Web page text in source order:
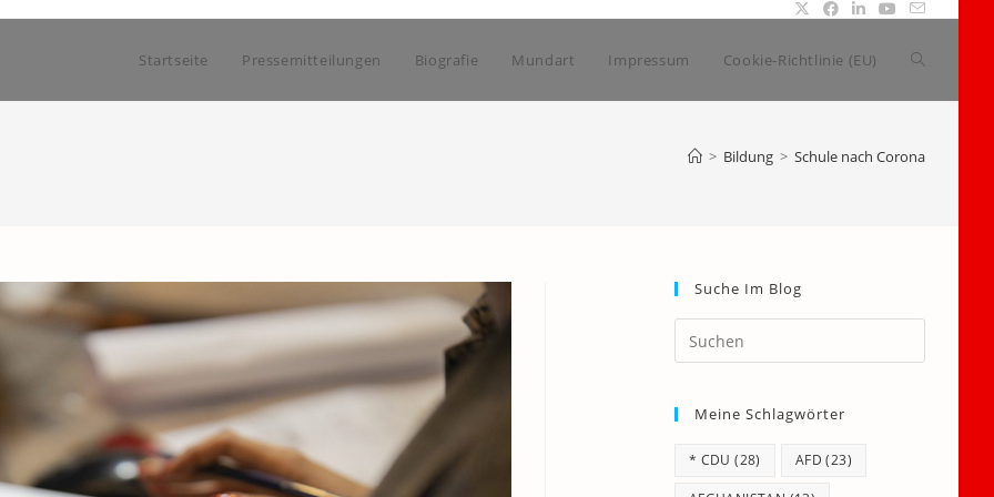
Startseite Pressemitteilungen Biografie Mundart Impressum Cookie-Richtlinie (EU) Website-
> Bildung > Schule nach Corona
Suche Im Blog
Escape
Meine Schlagwörter
* CDU (28) AFD (23)